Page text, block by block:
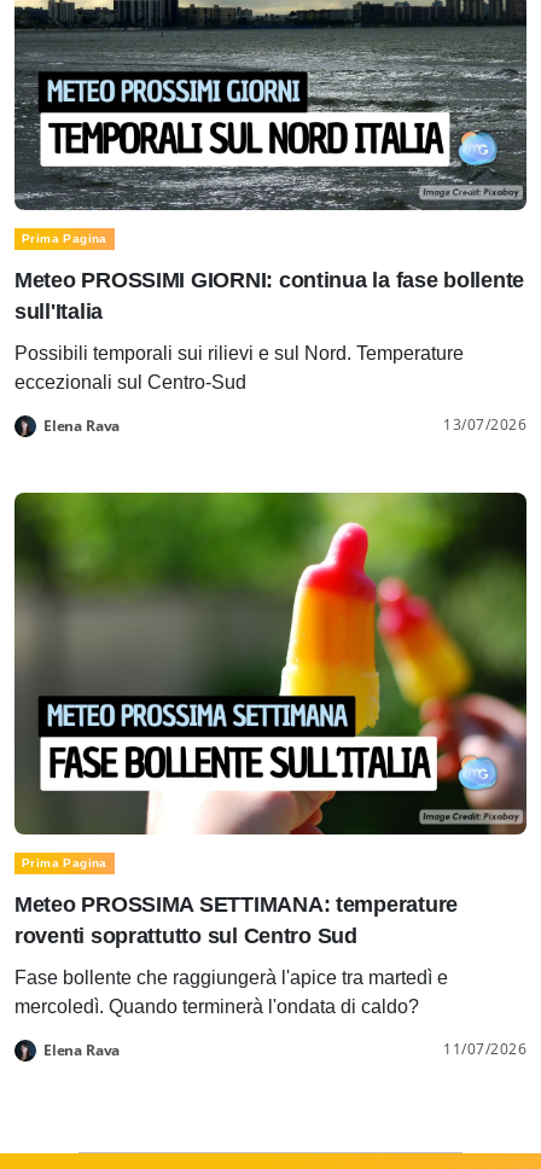
Prima Pagina
Meteo PROSSIMI GIORNI: continua la fase bollente
sull'Italia
Possibili temporali sui rilievi e sul Nord. Temperature
eccezionali sul Centro-Sud
Elena Rava 13/07/2026
Prima Pagina
Meteo PROSSIMA SETTIMANA: temperature
roventi soprattutto sul Centro Sud
Fase bollente che raggiungerà l'apice tra martedì e
mercoledì. Quando terminerà l'ondata di caldo?
Elena Rava 11/07/2026